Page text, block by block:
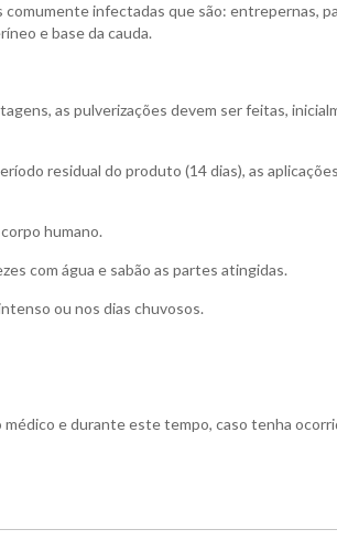
infectadas que são: entrepernas,
e base da cauda.
as pulverizações devem ser feitas,
residual do produto (14 dias), as
humano.
com água e sabão as partes atingidas.
ou nos dias chuvosos.
e durante este tempo, caso tenha